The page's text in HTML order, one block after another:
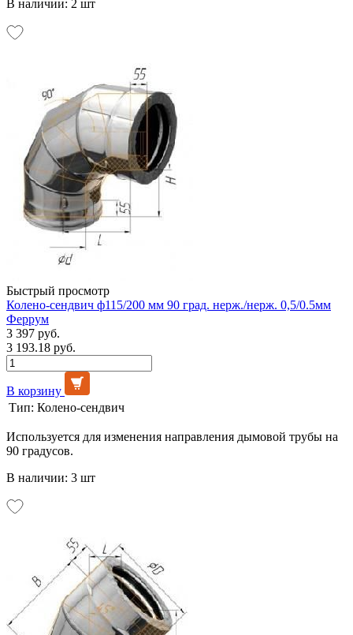
В наличии: 2 шт
Быстрый просмотр
Колено-сендвич ф115/200 мм 90 град. нерж./нерж. 0,5/0.5мм
Феррум
3 397 руб.
3 193.18 руб.
В корзину
Тип: Колено-сендвич
Используется для изменения направления дымовой трубы на
90 градусов.
В наличии: 3 шт